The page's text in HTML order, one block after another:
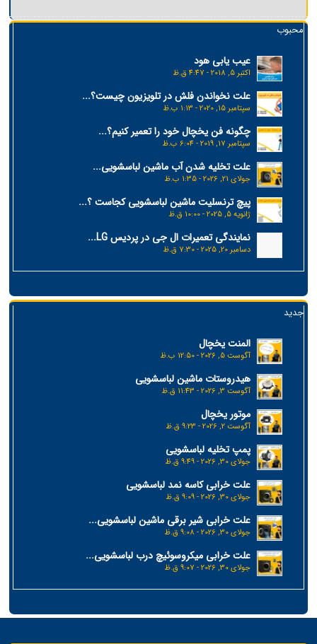
محبوب
عیب یابی هود
اکتبر 5, 2018 - 4:47 ق.ظ
علت نخواندن فلش در تلویزیون چیست؟...
سپتامبر 15, 2020 - 1:13 ب.ظ
چگونه فن یخچال خود را تعمیر کنیم؟...
سپتامبر 17, 2019 - 6:04 ب.ظ
علت تخلیه شدن آب ماشین لباسشویی...
جولای 21, 2026 - 1:35 ب.ظ
پیچ ترنسلیت ماشین لباسشویی کجاست ؟...
ژانویه 5, 2025 - 10:00 ق.ظ
نمایندگی تعمیرات ال جی در پردیس LG...
دسامبر 20, 2025 - 7:30 ق.ظ
جدید
المنت یخچال
آگوست 5, 2026 - 12:50 ب.ظ
هیدروستات ماشین لباسشویی
آگوست 3, 2026 - 11:43 ق.ظ
موتور یخچال
آگوست 2, 2026 - 9:23 ق.ظ
پمپ تخلیه لباسشویی
جولای 30, 2026 - 9:49 ق.ظ
علت خرابی کاسه نمد لباسشویی
جولای 30, 2026 - 9:09 ق.ظ
علت خرابی شیر برقی ماشین لباسشویی...
جولای 30, 2026 - 9:08 ق.ظ
علت خرابی میکروسوئیچ درب لباسشویی...
جولای 30, 2026 - 9:07 ق.ظ